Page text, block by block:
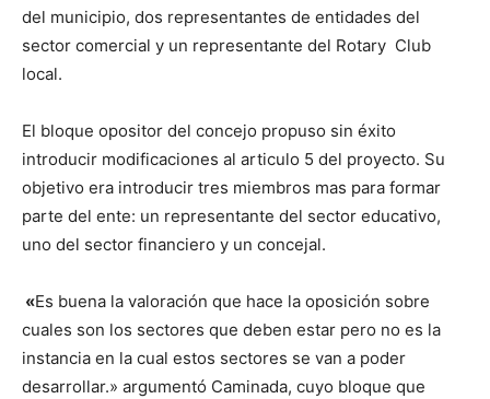
del municipio, dos representantes de entidades del
sector comercial y un representante del Rotary Club
local.
El bloque opositor del concejo propuso sin éxito
introducir modificaciones al articulo 5 del proyecto. Su
objetivo era introducir tres miembros mas para formar
parte del ente: un representante del sector educativo,
uno del sector financiero y un concejal.
«Es buena la valoración que hace la oposición sobre
cuales son los sectores que deben estar pero no es la
instancia en la cual estos sectores se van a poder
desarrollar.» argumentó Caminada, cuyo bloque que